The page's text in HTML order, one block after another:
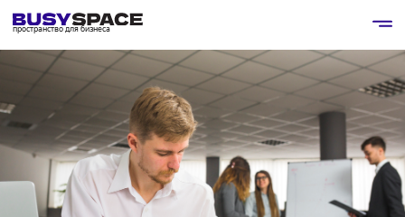
пространство для бизнеса